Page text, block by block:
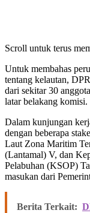
Scroll untuk terus
Untuk membahas
tentang kelautan,
dari sekitar 30
latar belakang komisi.
Dalam kunjungan
dengan beberapa
Laut Zona Maritim
(Lantamal) V, dan
Pelabuhan (KSOP)
masukan dari
Berita Terkait: